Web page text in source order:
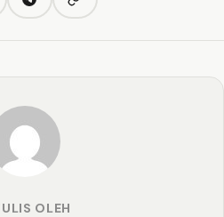
TelegramCopy link
OLEH